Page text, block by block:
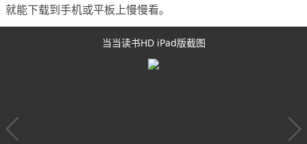
就能下载到手机或平板上慢慢看。
当当读书HD iPad版截图